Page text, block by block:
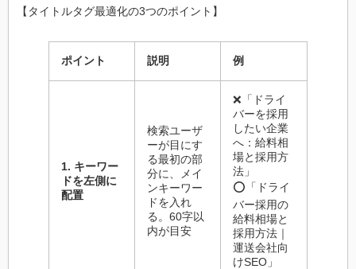
【タイトルタグ最適化の3つのポイント】
ポイント 説明 例
1. キーワー
ドを左側に
配置
検索ユーザ
ーが目にす
る最初の部
分に、メイ
ンキーワー
ドを入れ
る。60字以
内が目安
❌「ドライ
バーを採用
したい企業
へ：給料相
場と採用方
法」
⭕「ドライ
バー採用の
給料相場と
採用方法｜
運送会社向
けSEO」